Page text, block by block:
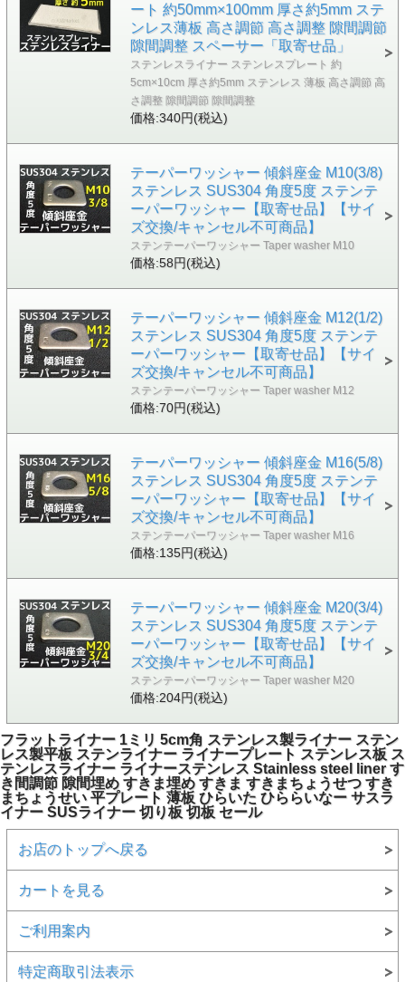
ート 約50mm×100mm 厚さ約5mm ステ
ンレス薄板 高さ調節 高さ調整 隙間調節
隙間調整 スペーサー「取寄せ品」
ステンレスライナー ステンレスプレート 約
5cm×10cm 厚さ約5mm ステンレス 薄板 高さ調節 高
さ調整 隙間調節 隙間調整
価格:340円(税込)
テーパーワッシャー 傾斜座金 M10(3/8)
ステンレス SUS304 角度5度 ステンテ
ーパーワッシャー【取寄せ品】【サイ
ズ交換/キャンセル不可商品】
ステンテーパーワッシャー Taper washer M10
価格:58円(税込)
テーパーワッシャー 傾斜座金 M12(1/2)
ステンレス SUS304 角度5度 ステンテ
ーパーワッシャー【取寄せ品】【サイ
ズ交換/キャンセル不可商品】
ステンテーパーワッシャー Taper washer M12
価格:70円(税込)
テーパーワッシャー 傾斜座金 M16(5/8)
ステンレス SUS304 角度5度 ステンテ
ーパーワッシャー【取寄せ品】【サイ
ズ交換/キャンセル不可商品】
ステンテーパーワッシャー Taper washer M16
価格:135円(税込)
テーパーワッシャー 傾斜座金 M20(3/4)
ステンレス SUS304 角度5度 ステンテ
ーパーワッシャー【取寄せ品】【サイ
ズ交換/キャンセル不可商品】
ステンテーパーワッシャー Taper washer M20
価格:204円(税込)
フラットライナー 1ミリ 5cm角 ステンレス製ライナー ステン
レス製平板 ステンライナー ライナープレート ステンレス板 ス
テンレスライナー ライナーステンレス Stainless steel liner す
き間調節 隙間埋め すきま埋め すきま すきまちょうせつ すき
まちょうせい 平プレート 薄板 ひらいた ひららいなー サスラ
イナー SUSライナー 切り板 切板 セール
お店のトップへ戻る
カートを見る
ご利用案内
特定商取引法表示